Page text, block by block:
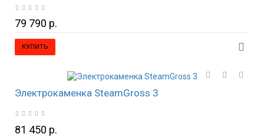
79 790 р.
КУПИТЬ
Электрокаменка SteamGross 3
81 450 р.